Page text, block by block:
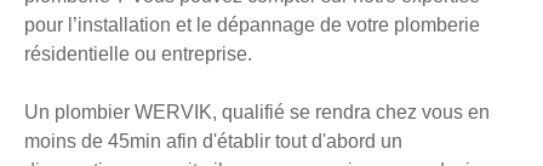
pour l’installation et le dépannage de votre plomberie
résidentielle ou entreprise.
Un plombier WERVIK, qualifié se rendra chez vous en
moins de 45min afin d'établir tout d'abord un